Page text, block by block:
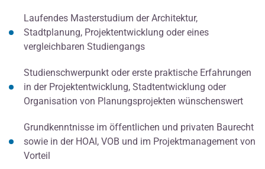
Laufendes Masterstudium der Architektur,
Stadtplanung, Projektentwicklung oder eines
vergleichbaren Studiengangs
Studienschwerpunkt oder erste praktische Erfahrungen
in der Projektentwicklung, Stadtentwicklung oder
Organisation von Planungsprojekten wünschenswert
Grundkenntnisse im öffentlichen und privaten Baurecht
sowie in der HOAI, VOB und im Projektmanagement von
Vorteil